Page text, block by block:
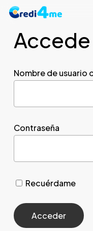
Skip
mainAccede
Nombre de
Contraseña
Recuérdame